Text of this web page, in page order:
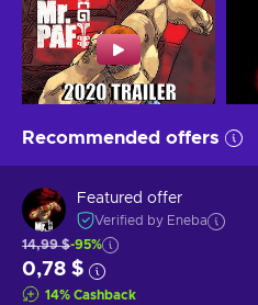
Recommended offers
Featured offer
Verified by Eneba
14,99 $-95%
0,78 $
14% Cashback